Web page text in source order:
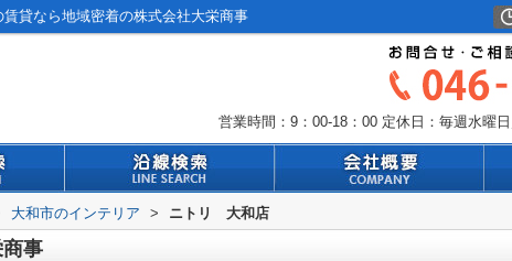
貸なら地域密着の株式会社大栄商事
営業時間：9：00-18：00 定休日：毎週水曜
大和市のインテリア > ニトリ 大和店
事